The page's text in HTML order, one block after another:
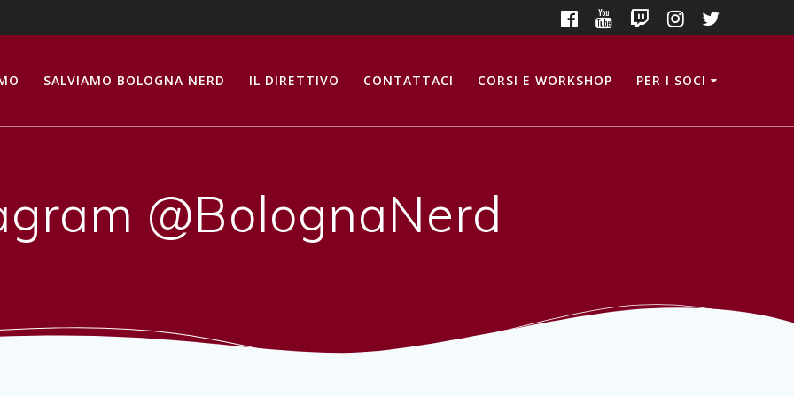
SALVIAMO BOLOGNA NERD IL DIRETTIVO CONTATTACI CORSI E WORKSHOP PER I SOCI
@BolognaNerd